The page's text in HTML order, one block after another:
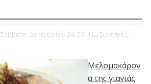
Σάββατο, Δεκεμβρίου 24, 2011 Συνταγές,
Μελομακάρον
α της γιαγιάς